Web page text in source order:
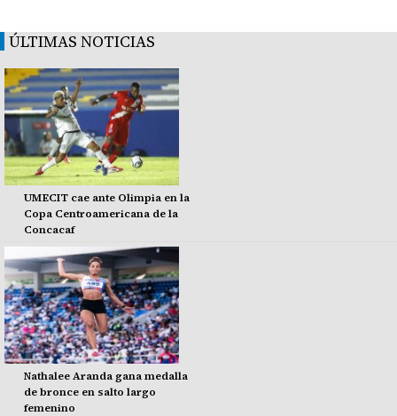
ÚLTIMAS NOTICIAS
UMECIT cae ante Olimpia en la
Copa Centroamericana de la
Concacaf
Nathalee Aranda gana medalla
de bronce en salto largo
femenino